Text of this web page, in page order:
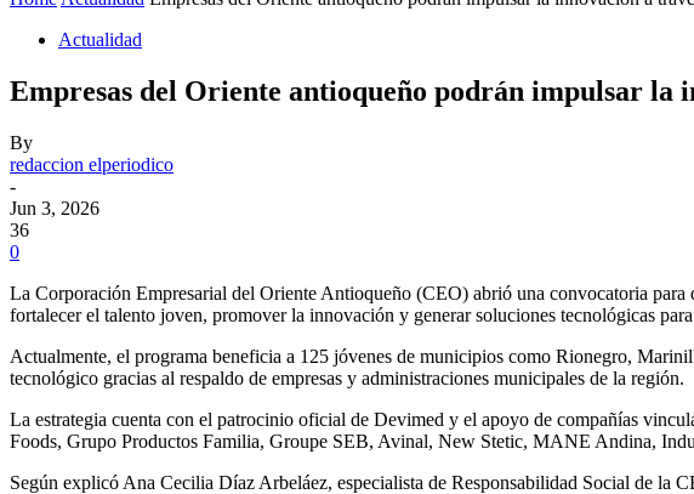
Actualidad
Empresas del Oriente antioqueño podrán impulsar la
By
redaccion elperiodico
-
Jun 3, 2026
36
0
La Corporación Empresarial del Oriente Antioqueño (CEO) abrió una convocatoria
fortalecer el talento joven, promover la innovación y generar soluciones tecnológicas
Actualmente, el programa beneficia a 125 jóvenes de municipios como Rionegro,
tecnológico gracias al respaldo de empresas y administraciones municipales de la región.
La estrategia cuenta con el patrocinio oficial de Devimed y el apoyo de compañías
Foods, Grupo Productos Familia, Groupe SEB, Avinal, New Stetic, MANE Andina,
Según explicó Ana Cecilia Díaz Arbeláez, especialista de Responsabilidad Social de la